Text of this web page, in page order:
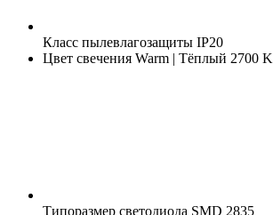
Класс пылевлагозащиты IP20
Цвет свечения Warm | Тёплый 2700 K
Типоразмер светодиода SMD 2835